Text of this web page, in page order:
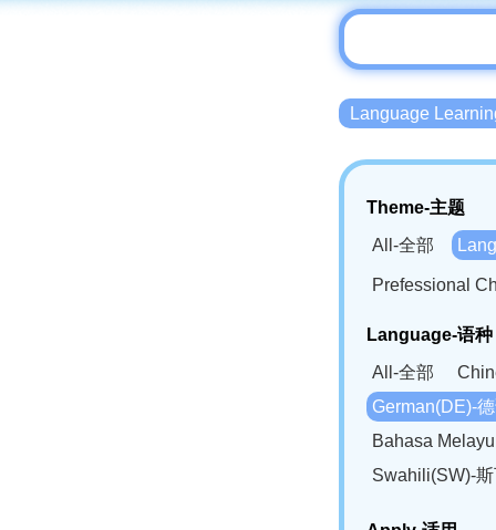
Language
Theme-主题
All-全部
Prefessional
Language-语种
All-全部
German(DE)-
Bahasa
Swahili(SW)-